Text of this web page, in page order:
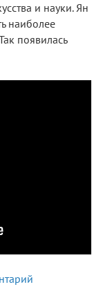
и науки. Ян
наиболее
появилась